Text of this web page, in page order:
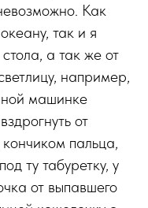
Как
так и я
а так же от
например,
машинке
от
пальца,
ту табуретку, у
от выпавшего